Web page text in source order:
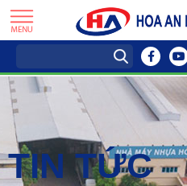
TIN TỨC